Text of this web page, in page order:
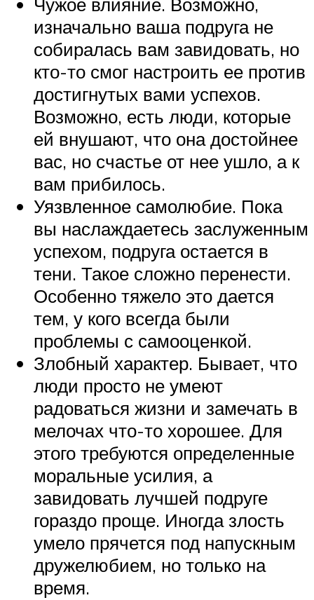
изначально ваша подруга не
собиралась вам завидовать, но
кто-то смог настроить ее против
достигнутых вами успехов.
Возможно, есть люди, которые
ей внушают, что она достойнее
вас, но счастье от нее ушло, а к
вам прибилось.
Уязвленное самолюбие. Пока
вы наслаждаетесь заслуженным
успехом, подруга остается в
тени. Такое сложно перенести.
Особенно тяжело это дается
тем, у кого всегда были
проблемы с самооценкой.
Злобный характер. Бывает, что
люди просто не умеют
радоваться жизни и замечать в
мелочах что-то хорошее. Для
этого требуются определенные
моральные усилия, а
завидовать лучшей подруге
гораздо проще. Иногда злость
умело прячется под напускным
дружелюбием, но только на
время.